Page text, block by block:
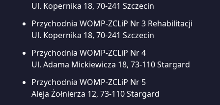
Ul. Kopernika 18, 70-241 Szczecin
Przychodnia WOMP-ZCLiP Nr 3 Rehabilitacji
Ul. Kopernika 18, 70-241 Szczecin
Przychodnia WOMP-ZCLiP Nr 4
Ul. Adama Mickiewicza 18, 73-110 Stargard
Przychodnia WOMP-ZCLiP Nr 5
Aleja Żołnierza 12, 73-110 Stargard